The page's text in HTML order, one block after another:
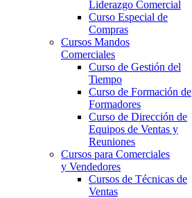
Liderazgo Comercial
Curso Especial de
Compras
Cursos Mandos
Comerciales
Curso de Gestión del
Tiempo
Curso de Formación de
Formadores
Curso de Dirección de
Equipos de Ventas y
Reuniones
Cursos para Comerciales
y Vendedores
Cursos de Técnicas de
Ventas